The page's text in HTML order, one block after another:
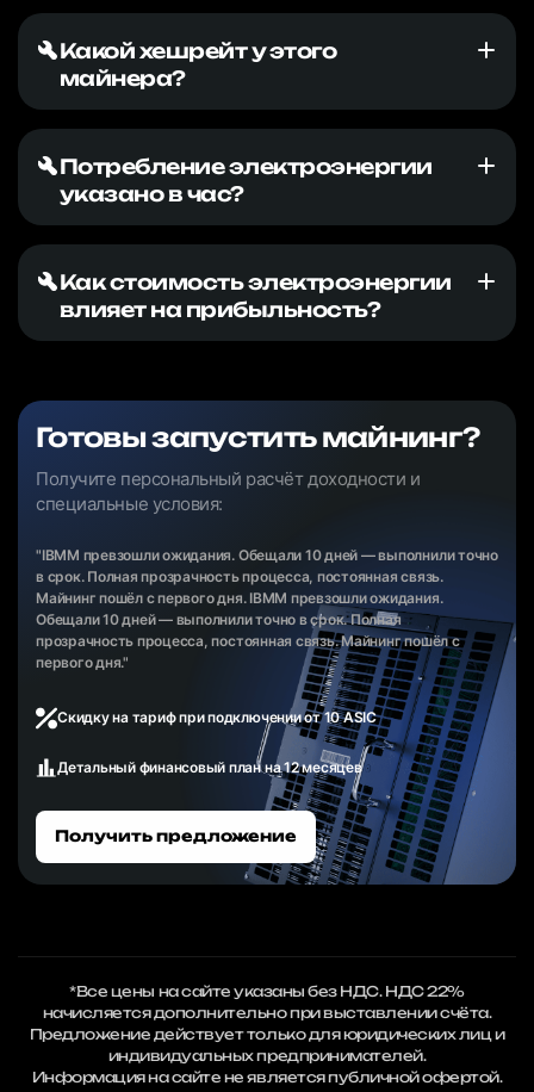
Какой хешрейт у этого
майнера?
Потребление электроэнергии
указано в час?
Как стоимость электроэнергии
влияет на прибыльность?
Готовы запустить майнинг?
Получите персональный расчёт доходности и
специальные условия:
"IBMM превзошли ожидания. Обещали 10 дней — выполнили точно
в срок. Полная прозрачность процесса, постоянная связь.
Майнинг пошёл с первого дня. IBMM превзошли ожидания.
Обещали 10 дней — выполнили точно в срок. Полная
прозрачность процесса, постоянная связь. Майнинг пошёл с
первого дня."
Скидку на тариф при подключении от 10 ASIC
Детальный финансовый план на 12 месяцев
Получить предложение
*Все цены на сайте указаны без НДС. НДС 22%
начисляется дополнительно при выставлении счёта.
Предложение действует только для юридических лиц и
индивидуальных предпринимателей.
Информация на сайте не является публичной офертой.